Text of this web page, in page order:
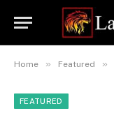
Home » Featured »
FEATURED